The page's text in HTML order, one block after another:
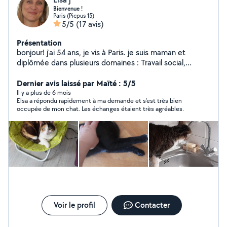
Bienvenue !
Paris (Picpus 15)
5/5 (17 avis)
Présentation
bonjour! j'ai 54 ans, je vis à Paris. je suis maman et
diplômée dans plusieurs domaines : Travail social,
l'expérience avec les enfants ; Gardes d'enfants
régulières ou occasionnelles avec plaisir ! À titre
personnel j'aime beaucoup les animaux, j'ai un chat; Je
suis disponible uniquement pour visiter votre animal, car
notre Miss a du mal à partager son espace ;-) Je suis
non-fumeuse, brevet de secourisme passé tous les 5
ans, formation DAE. Attention :Je ne suis plus abonnée
premier, je ne peux donc pas vous répondre si vous
l'êtes ! Je suis à votre disposition pour toute question, à
Dernier avis laissé par Maïté : 5/5
Il y a plus de 6 mois
Elsa a répondu rapidement à ma demande et s’est très bien
occupée de mon chat. Les échanges étaient très agréables.
Voir le profil Contacter